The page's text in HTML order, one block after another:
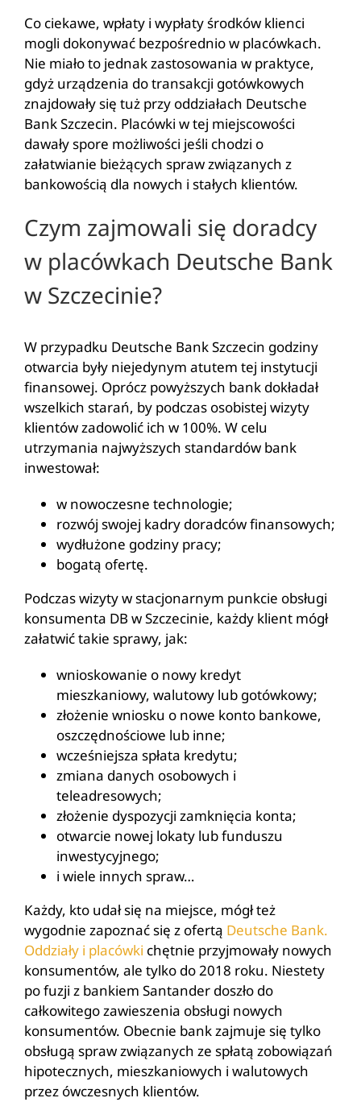
Co ciekawe, wpłaty i wypłaty środków klienci
mogli dokonywać bezpośrednio w placówkach.
Nie miało to jednak zastosowania w praktyce,
gdyż urządzenia do transakcji gotówkowych
znajdowały się tuż przy oddziałach Deutsche
Bank Szczecin. Placówki w tej miejscowości
dawały spore możliwości jeśli chodzi o
załatwianie bieżących spraw związanych z
bankowością dla nowych i stałych klientów.
Czym zajmowali się doradcy
w placówkach Deutsche Bank
w Szczecinie?
W przypadku Deutsche Bank Szczecin godziny
otwarcia były niejedynym atutem tej instytucji
finansowej. Oprócz powyższych bank dokładał
wszelkich starań, by podczas osobistej wizyty
klientów zadowolić ich w 100%. W celu
utrzymania najwyższych standardów bank
inwestował:
w nowoczesne technologie;
rozwój swojej kadry doradców finansowych;
wydłużone godziny pracy;
bogatą ofertę.
Podczas wizyty w stacjonarnym punkcie obsługi
konsumenta DB w Szczecinie, każdy klient mógł
załatwić takie sprawy, jak:
wnioskowanie o nowy kredyt
mieszkaniowy, walutowy lub gotówkowy;
złożenie wniosku o nowe konto bankowe,
oszczędnościowe lub inne;
wcześniejsza spłata kredytu;
zmiana danych osobowych i
teleadresowych;
złożenie dyspozycji zamknięcia konta;
otwarcie nowej lokaty lub funduszu
inwestycyjnego;
i wiele innych spraw…
Każdy, kto udał się na miejsce, mógł też
wygodnie zapoznać się z ofertą Deutsche Bank.
Oddziały i placówki chętnie przyjmowały nowych
konsumentów, ale tylko do 2018 roku. Niestety
po fuzji z bankiem Santander doszło do
całkowitego zawieszenia obsługi nowych
konsumentów. Obecnie bank zajmuje się tylko
obsługą spraw związanych ze spłatą zobowiązań
hipotecznych, mieszkaniowych i walutowych
przez ówczesnych klientów.